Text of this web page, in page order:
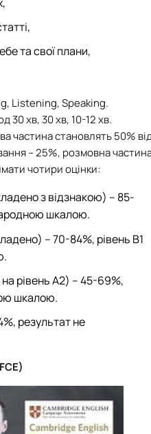
та свої плани,
Listening, Speaking.
30 хв, 30 хв, 10-12 хв.
частина становлять 50%
– 25%, розмовна
чотири оцінки:
з відзнакою) – 85-
шкалою.
– 70-84%, рівень B1
рівень А2) – 45-69%,
шкалою.
результат не